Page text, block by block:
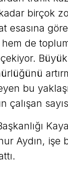
birçok
esasına
de
bu
çalışan
Aydın, işe